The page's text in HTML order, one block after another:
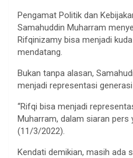
Pengamat Politik dan
Samahuddin Muharram
Rifqinizamy bisa menjadi
mendatang.
Bukan tanpa alasan,
menjadi representasi generasi
“Rifqi bisa menjadi
Muharram, dalam siaran pers
(11/3/2022).
Kendati demikian, masih ada